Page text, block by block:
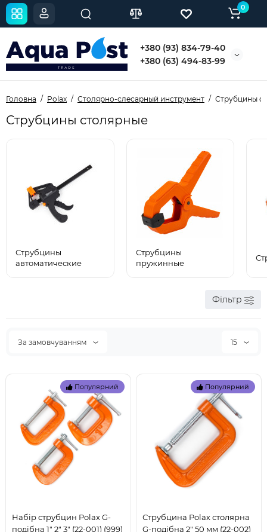
+380 (93) 834-79-40
+380 (63) 494-83-99
0
Головна Polax Столярно-слесарный инструмент Струбцины
Струбцины столярные
Струбцины
автоматические
Струбцины
пружинные
Фільтр
За замовчуванням 15
Популярний
Набір струбцин Polax G-
подібна 1" 2" 3" (22-001) (999)
Популярний
Струбцина Polax столярна
G-подібна 2" 50 мм (22-002)